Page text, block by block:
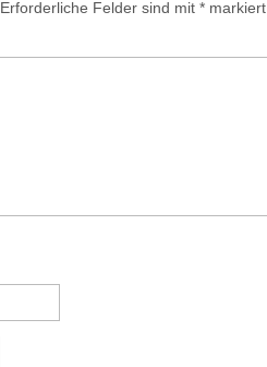
Erforderliche Felder sind mit * markiert